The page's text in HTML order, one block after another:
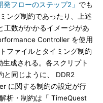
発フローのステップ2」 でも
ング制約であったり、上述
工数がかかるイメージがあ
Controller を使用
ファイルとタイミング制約
成される。各スクリプト
と同じように、 DDR2
に関する制約の設定が行
析・制約は「 TimeQuest